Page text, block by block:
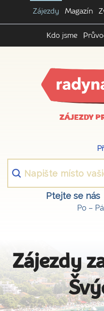
Zájezdy Magazín
Kdo jsme
ZÁJEZDY
Ptejte se nás
Po –
Zájezdy